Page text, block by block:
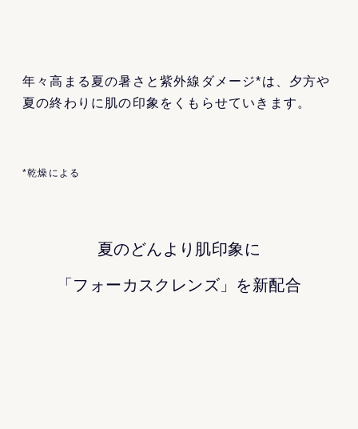
年々高まる夏の暑さと紫外線ダメージ*は、夕方や
夏の終わりに肌の印象をくもらせていきます。
*乾燥による
夏のどんより肌印象に
「フォーカスクレンズ」を新配合